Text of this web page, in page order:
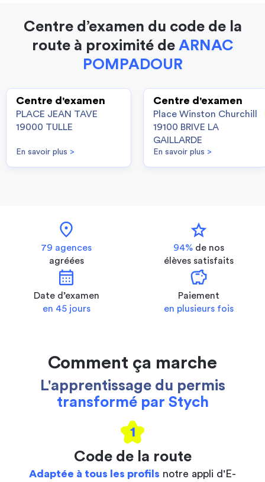
Centre d’examen du code de la
route à proximité de ARNAC
POMPADOUR
Centre d'examen
PLACE JEAN TAVE
19000 TULLE
En savoir plus >
Centre d'examen
Place Winston Churchill
19100 BRIVE LA
GAILLARDE
En savoir plus >
location_on
79 agences
agréées
star
94% de nos
élèves satisfaits
calendar_month
Date d’examen
en 45 jours
savings
Paiement
en plusieurs fois
Comment ça marche
L'apprentissage du permis
transformé par Stych
1
Code de la route
Adaptée à tous les profils notre appli d'E-